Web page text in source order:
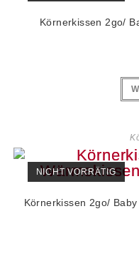
Körnerkissen 2go/
NICHT VORRÄTIG
Körnerkissen 2go/